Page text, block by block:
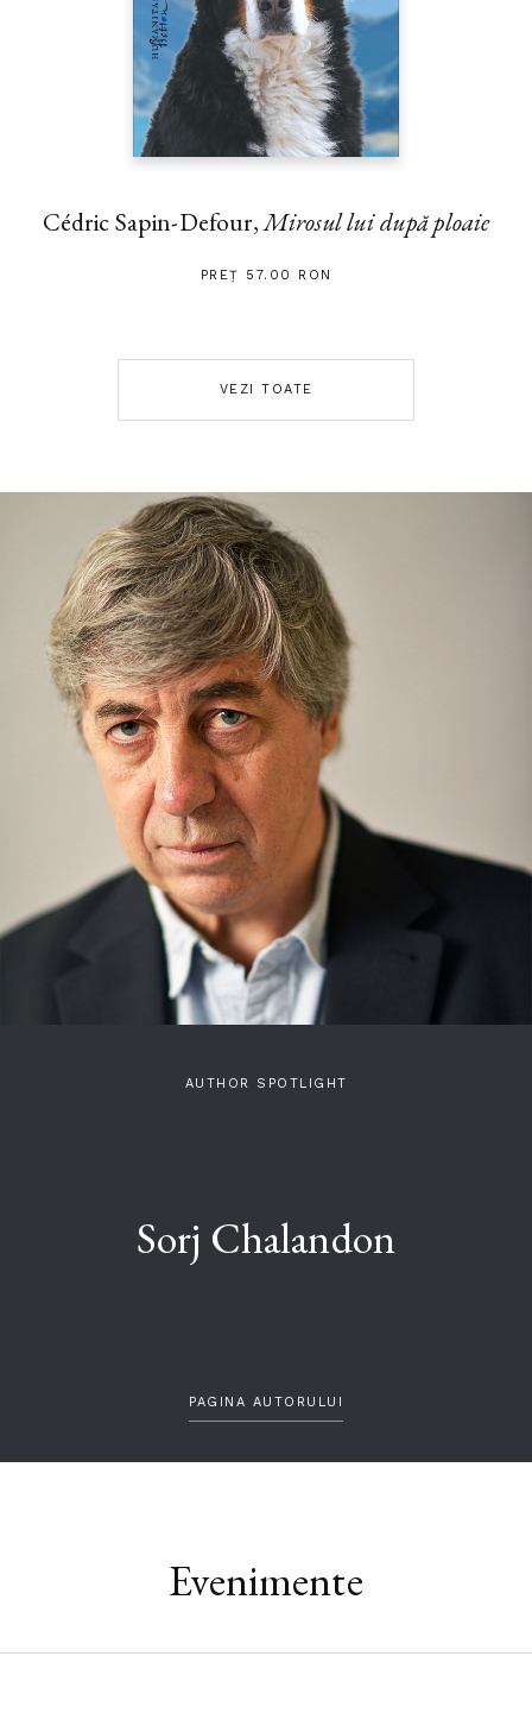
Cédric Sapin-Defour,Mirosul lui după ploaie
PREȚ 57.00 RON
VEZI TOATE
AUTHOR SPOTLIGHT
Sorj Chalandon
PAGINA AUTORULUI
Evenimente